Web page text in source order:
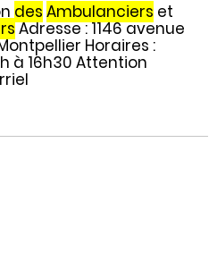
des Ambulanciers et
Adresse : 1146 avenue
Horaires :
à 16h30 Attention